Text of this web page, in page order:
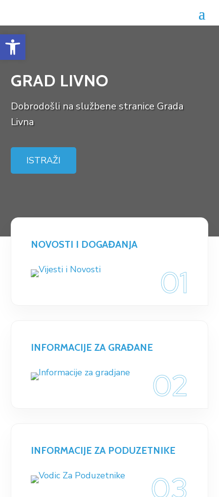
GRAD LIVNO
Dobrodošli na službene stranice Grada
Livna
ISTRAŽI
NOVOSTI I DOGAĐANJA
01
INFORMACIJE ZA GRAĐANE
02
INFORMACIJE ZA PODUZETNIKE
03
Open toolbar